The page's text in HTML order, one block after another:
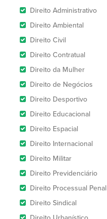
Direito Administrativo
Direito Ambiental
Direito Civil
Direito Contratual
Direito da Mulher
Direito de Negócios
Direito Desportivo
Direito Educacional
Direito Espacial
Direito Internacional
Direito Militar
Direito Previdenciário
Direito Processual Penal
Direito Sindical